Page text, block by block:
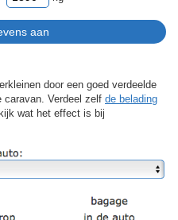
door een goed verdeelde
caravan. Verdeel zelf de belading
wat het effect is bij